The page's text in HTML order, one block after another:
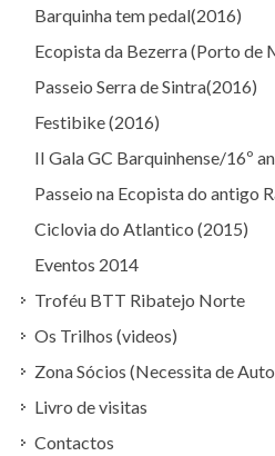
Barquinha tem pedal(2016)
Ecopista da Bezerra (Porto de
Passeio Serra de Sintra(2016)
Festibike (2016)
II Gala GC Barquinhense/16º
Passeio na Ecopista do antigo
Ciclovia do Atlantico (2015)
Eventos 2014
Troféu BTT Ribatejo Norte
Os Trilhos (videos)
Zona Sócios (Necessita de
Livro de visitas
Contactos